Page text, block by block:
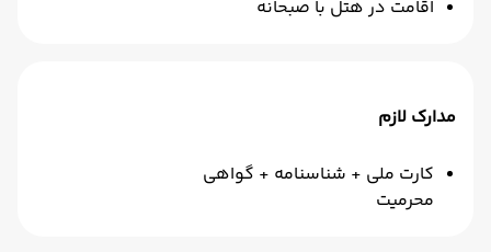
اقامت در هتل با صبحانه
مدارک لازم
کارت ملی + شناسنامه + گواهی
محرمیت